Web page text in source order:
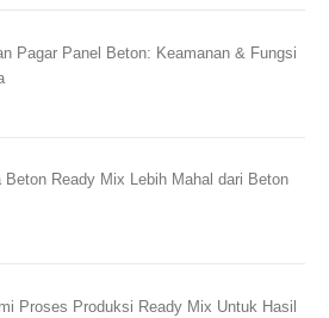
Pagar Panel Beton: Keamanan & Fungsi
Beton Ready Mix Lebih Mahal dari Beton
Proses Produksi Ready Mix Untuk Hasil